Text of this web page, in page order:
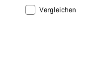
Vergleichen